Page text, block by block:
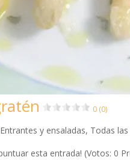
0 (0)
Entrantes y ensaladas, Todas
esta entrada! (Votos: 0